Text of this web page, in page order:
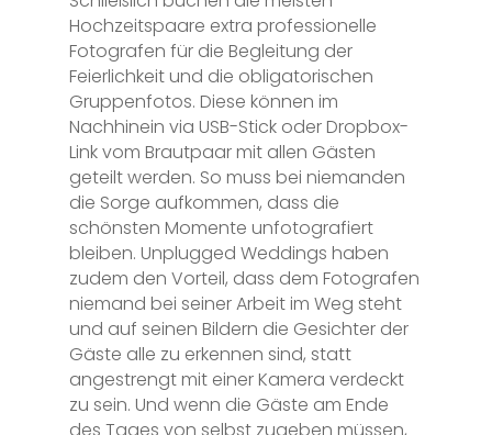
Hochzeitspaare extra professionelle
Fotografen für die Begleitung der
Feierlichkeit und die obligatorischen
Gruppenfotos. Diese können im
Nachhinein via USB-Stick oder Dropbox-
Link vom Brautpaar mit allen Gästen
geteilt werden. So muss bei niemanden
die Sorge aufkommen, dass die
schönsten Momente unfotografiert
bleiben. Unplugged Weddings haben
zudem den Vorteil, dass dem Fotografen
niemand bei seiner Arbeit im Weg steht
und auf seinen Bildern die Gesichter der
Gäste alle zu erkennen sind, statt
angestrengt mit einer Kamera verdeckt
zu sein. Und wenn die Gäste am Ende